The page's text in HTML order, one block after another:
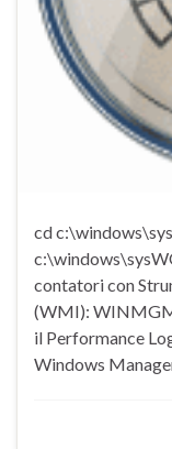
cd
contatori con
(WMI):
il Performance
Windows